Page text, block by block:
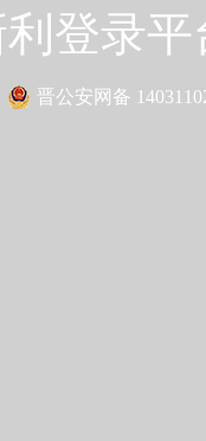
登录
晋公安网备